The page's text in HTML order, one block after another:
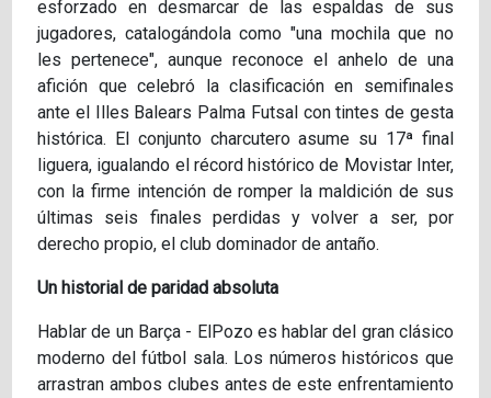
esforzado en desmarcar de las espaldas de sus
jugadores, catalogándola como "una mochila que no
les pertenece", aunque reconoce el anhelo de una
afición que celebró la clasificación en semifinales
ante el Illes Balears Palma Futsal con tintes de gesta
histórica. El conjunto charcutero asume su 17ª final
liguera, igualando el récord histórico de Movistar Inter,
con la firme intención de romper la maldición de sus
últimas seis finales perdidas y volver a ser, por
derecho propio, el club dominador de antaño.
Un historial de paridad absoluta
Hablar de un Barça - ElPozo es hablar del gran clásico
moderno del fútbol sala. Los números históricos que
arrastran ambos clubes antes de este enfrentamiento